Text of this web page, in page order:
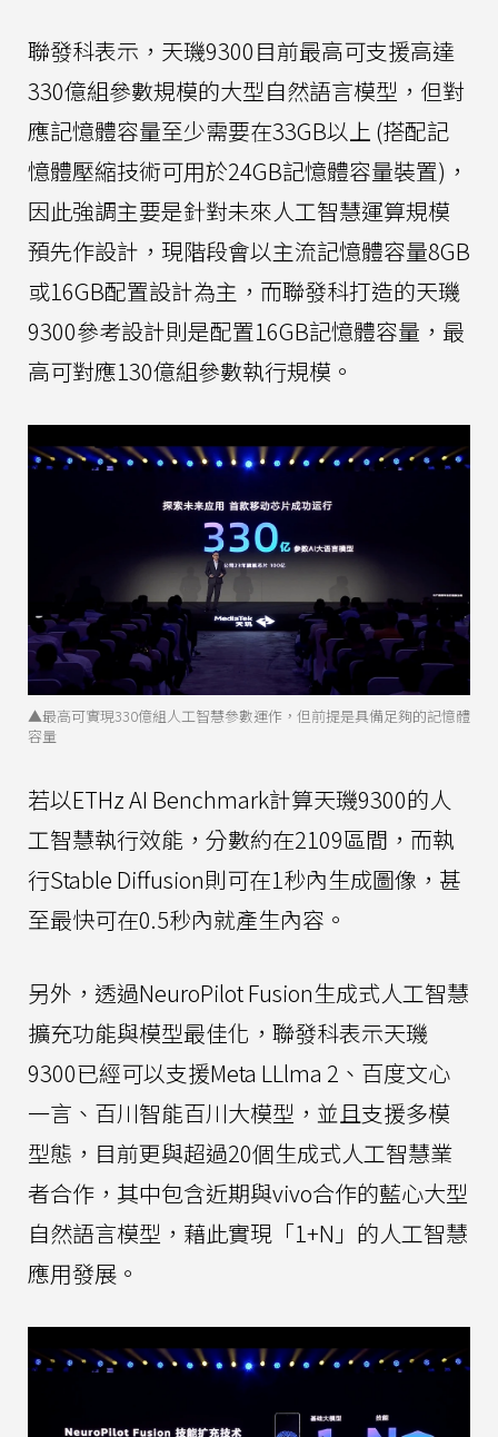
聯發科表示，天璣9300目前最高可支援高達
330億組參數規模的大型自然語言模型，但對
應記憶體容量至少需要在33GB以上 (搭配記
憶體壓縮技術可用於24GB記憶體容量裝置)，
因此強調主要是針對未來人工智慧運算規模
預先作設計，現階段會以主流記憶體容量8GB
或16GB配置設計為主，而聯發科打造的天璣
9300參考設計則是配置16GB記憶體容量，最
高可對應130億組參數執行規模。
▲最高可實現330億組人工智慧參數運作，但前提是具備足夠的記憶體
容量
若以ETHz AI Benchmark計算天璣9300的人
工智慧執行效能，分數約在2109區間，而執
行Stable Diffusion則可在1秒內生成圖像，甚
至最快可在0.5秒內就產生內容。
另外，透過NeuroPilot Fusion生成式人工智慧
擴充功能與模型最佳化，聯發科表示天璣
9300已經可以支援Meta LLlma 2、百度文心
一言、百川智能百川大模型，並且支援多模
型態，目前更與超過20個生成式人工智慧業
者合作，其中包含近期與vivo合作的藍心大型
自然語言模型，藉此實現「1+N」的人工智慧
應用發展。